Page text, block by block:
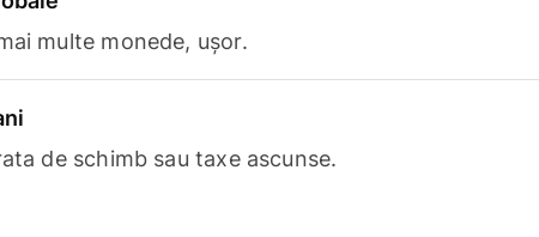
multe monede, ușor.
de schimb sau taxe ascunse.